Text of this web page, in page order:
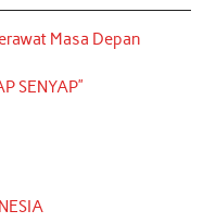
Masa Depan
SENYAP”